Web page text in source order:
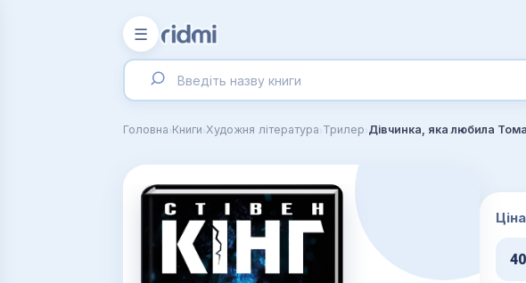
☰
Головна›Книги›Художня література›Трилер›Дівчинка, яка любила
Ціна